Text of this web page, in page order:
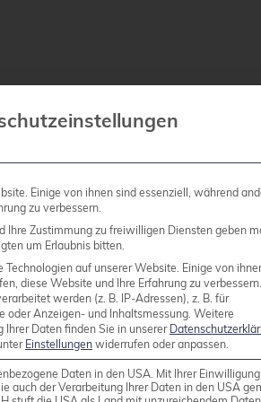
ist eine Anwendung für J2EE
Administrationsoberfläche,
8192 Bit.
Einige von ihnen sind essenziell, während
zu verbessern.
Ihre Zustimmung zu freiwilligen Diensten geben
um Erlaubnis bitten.
auf unserer Website. Einige von
diese Website und Ihre Erfahrung zu verbessern.
werden (z. B. IP-Adressen), z. B. für
oder Anzeigen- und Inhaltsmessung. Weitere
Ihrer Daten finden Sie in unserer
Einstellungen widerrufen oder anpassen.
Daten in den USA. Mit Ihrer
auch der Verarbeitung Ihrer Daten in den USA